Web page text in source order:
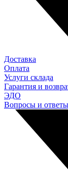
Доставка
Оплата
Услуги склада
Гарантия и
ЭДО
Вопросы и ответы